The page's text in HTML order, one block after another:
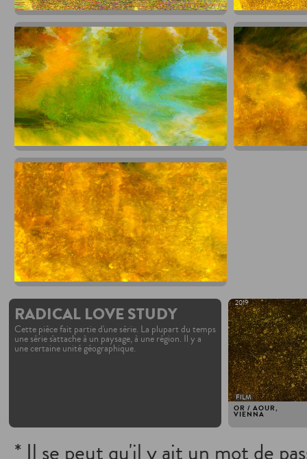
RADICAL LOVE STUDY
Cette pièce fait partie d'une série. La plupart du temps
une série s'attache à un paysage, à une région. Il y a
une certaine unité géographique.
OR / AOUR,
VIENNA
2019
FILM
* Il se peut qu'il y ait un mot de